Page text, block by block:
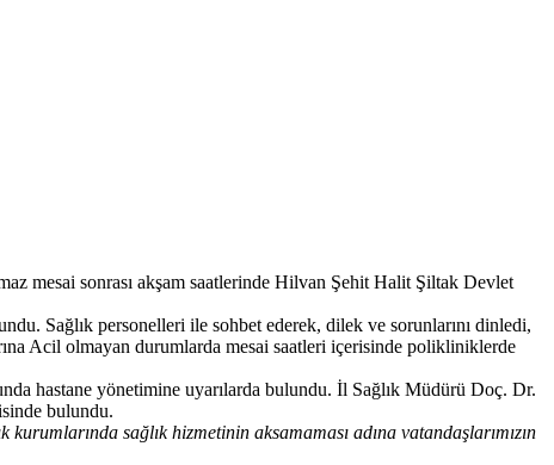
mesai sonrası akşam saatlerinde Hilvan Şehit Halit Şiltak Devlet
Sağlık personelleri ile sohbet ederek, dilek ve sorunlarını dinledi,
Acil olmayan durumlarda mesai saatleri içerisinde polikliniklerde
hastane yönetimine uyarılarda bulundu. İl Sağlık Müdürü Doç. Dr.
bulundu.
sağlık hizmetinin aksamaması adına vatandaşlarımızın